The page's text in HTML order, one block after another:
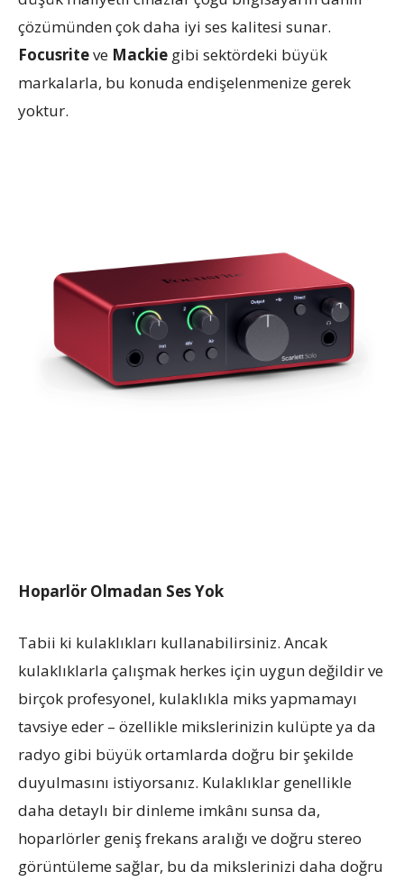
çözümünden çok daha iyi ses kalitesi sunar.
Focusriteve Mackie gibi sektördeki büyük
markalarla, bu konuda endişelenmenize gerek
yoktur.
Hoparlör Olmadan Ses Yok
Tabii ki kulaklıkları kullanabilirsiniz. Ancak
kulaklıklarla çalışmak herkes için uygun değildir ve
birçok profesyonel, kulaklıkla miks yapmamayı
tavsiye eder – özellikle mikslerinizin kulüpte ya da
radyo gibi büyük ortamlarda doğru bir şekilde
duyulmasını istiyorsanız. Kulaklıklar genellikle
daha detaylı bir dinleme imkânı sunsa da,
hoparlörler geniş frekans aralığı ve doğru stereo
görüntüleme sağlar, bu da mikslerinizi daha doğru